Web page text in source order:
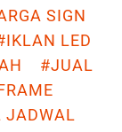
SIGN
LED
#JUAL
JADWAL